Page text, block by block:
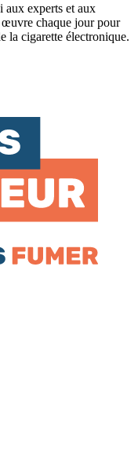
aux experts et aux
œuvre chaque jour pour
la cigarette électronique.